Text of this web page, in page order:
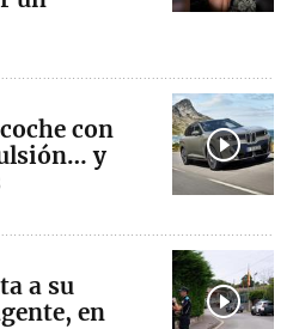
con
y
a su
en